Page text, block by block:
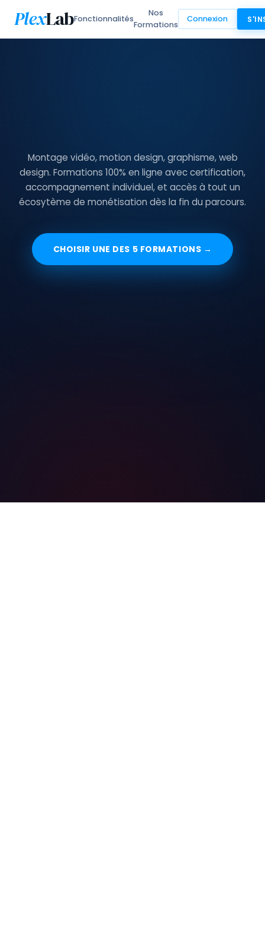
PlexLabFonctionnalités
Nos
Formations
Connexion
Montage vidéo, motion design, graphisme, web
design. Formations 100% en ligne avec certification,
accompagnement individuel, et accès à tout un
écosytème de monétisation dès la fin du parcours.
CHOISIR UNE DES 5 FORMATIONS →